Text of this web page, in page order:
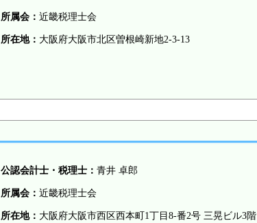
所属会： 近畿税理士会
所在地： 大阪府大阪市北区曽根崎新地2-3-13
公認会計士・税理士： 青井 卓郎
所属会： 近畿税理士会
所在地： 大阪府大阪市西区西本町1丁目8-番2号 三晃ビル3階